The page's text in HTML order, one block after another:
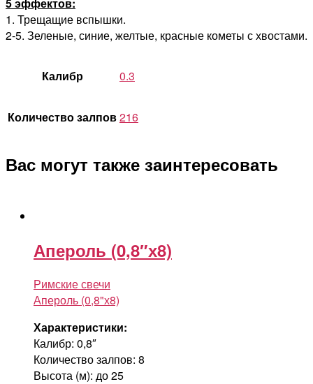
1. Трещащие вспышки.
2-5. Зеленые, синие, желтые, красные кометы с хвостами.
Калибр 0.3
Количество залпов216
Вас могут также заинтересовать
Апероль (0,8″х8)
Римские свечи
Апероль (0,8"х8)
Характеристики:
Калибр: 0,8″
Количество залпов: 8
Высота (м): до 25